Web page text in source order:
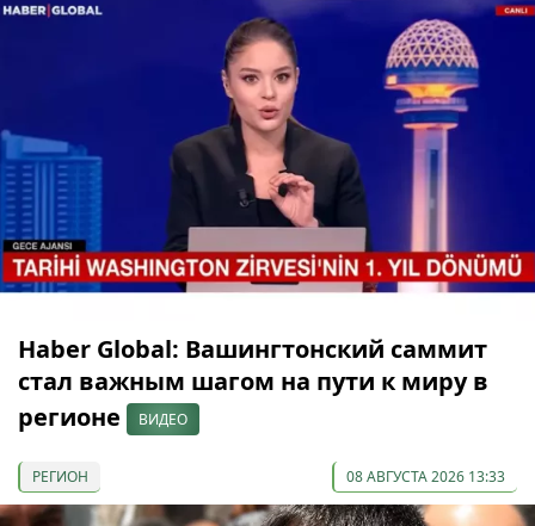
Haber Global: Вашингтонский саммит
стал важным шагом на пути к миру в
регионе
ВИДЕО
РЕГИОН 08 АВГУСТА 2026 13:33